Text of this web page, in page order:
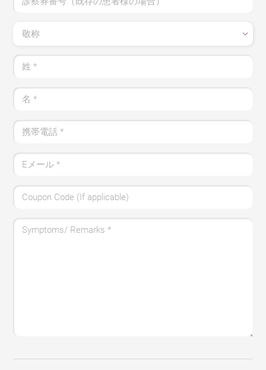
敬称
姓*
名*
携帯電話*
Eメール*
Coupon Code (If applicable)
Symptoms/ Remarks*